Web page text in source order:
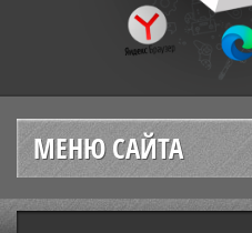
МЕНЮ САЙТА